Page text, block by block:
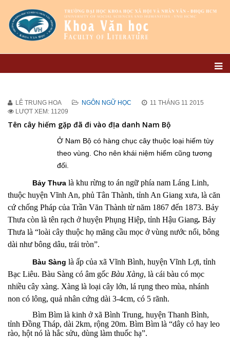
LÊ TRUNG HOA NGÔN NGỮ HỌC
11 THÁNG 11 2015
LƯỢT XEM: 11209
Tên cây hiếm gặp đã đi vào đỊa danh Nam Bộ
Ở Nam Bộ có hàng chục cây thuộc loại hiếm tùy
theo vùng. Cho nên khái niệm hiếm cũng tương
đối.
Bảy Thưa là khu rừng to án ngữ phía nam Láng Linh,
thuộc huyện Vĩnh An, phủ Tân Thành, tỉnh An Giang xưa, là căn
cứ chống Pháp của Trần Văn Thành từ năm 1867 đến 1873. Bảy
Thưa còn là tên rạch ở huyện Phụng Hiệp, tỉnh Hậu Giang. Bảy
Thưa là “loài cây thuộc họ mãng cầu mọc ở vùng nước nổi, bông
dài như bông dâu, trái tròn”.
Bàu Sàng là ấp của xã Vĩnh Bình, huyện Vĩnh Lợi, tỉnh
Bạc Liêu. Bàu Sàng có âm gốc Bàu Xàng, là cái bàu có mọc
nhiều cây xàng. Xàng là loại cây lớn, lá rụng theo mùa, nhánh
non có lông, quả nhân cứng dài 3-4cm, có 5 rãnh.
Bìm Bìm là kinh ởxã Bình Trung, huyện Thanh Bình,
tỉnh Đồng Tháp, dài 2km, rộng 20m. Bìm Bìm là “dây cỏ hay leo
rào, hột nó là hắc sửu, dùng làm thuốc hạ”.